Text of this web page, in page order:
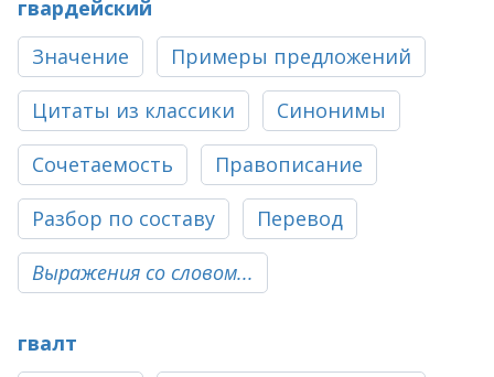
гвардейский
Значение
Примеры предложений
Цитаты из классики Синонимы
Сочетаемость Правописание
Разбор по составу Перевод
Выражения со словом...
гвалт